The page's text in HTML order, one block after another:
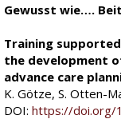
Gewusst wie….
Training
the development
advance care
K. Götze, S. Otten-
DOI:https://doi.org/